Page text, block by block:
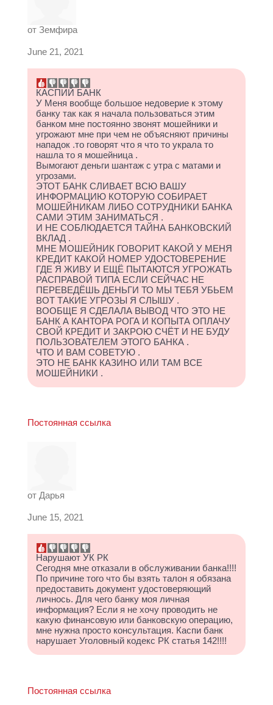
от Земфира
June 21, 2021
КАСПИЙ БАНК
У Меня вообще большое недоверие к этому
банку так как я начала пользоваться этим
банком мне постоянно звонят мошейники и
угрожают мне при чем не объясняют причины
нападок .то говорят что я что то украла то
нашла то я мошейница .
Вымогают деньги шантаж с утра с матами и
угрозами.
ЭТОТ БАНК СЛИВАЕТ ВСЮ ВАШУ
ИНФОРМАЦИЮ КОТОРУЮ СОБИРАЕТ
МОШЕЙНИКАМ ЛИБО СОТРУДНИКИ БАНКА
САМИ ЭТИМ ЗАНИМАТЬСЯ .
И НЕ СОБЛЮДАЕТСЯ ТАЙНА БАНКОВСКИЙ
ВКЛАД .
МНЕ МОШЕЙНИК ГОВОРИТ КАКОЙ У МЕНЯ
КРЕДИТ КАКОЙ НОМЕР УДОСТОВЕРЕНИЕ
ГДЕ Я ЖИВУ И ЕЩЁ ПЫТАЮТСЯ УГРОЖАТЬ
РАСПРАВОЙ ТИПА ЕСЛИ СЕЙЧАС НЕ
ПЕРЕВЕДЁШЬ ДЕНЬГИ ТО МЫ ТЕБЯ УБЬЕМ
ВОТ ТАКИЕ УГРОЗЫ Я СЛЫШУ .
ВООБЩЕ Я СДЕЛАЛА ВЫВОД ЧТО ЭТО НЕ
БАНК А КАНТОРА РОГА И КОПЫТА ОПЛАЧУ
СВОЙ КРЕДИТ И ЗАКРОЮ СЧЁТ И НЕ БУДУ
ПОЛЬЗОВАТЕЛЕМ ЭТОГО БАНКА .
ЧТО И ВАМ СОВЕТУЮ .
ЭТО НЕ БАНК КАЗИНО ИЛИ ТАМ ВСЕ
МОШЕЙНИКИ .
Постоянная ссылка
от Дарья
June 15, 2021
Нарушают УК РК
Сегодня мне отказали в обслуживании банка!!!!
По причине того что бы взять талон я обязана
предоставить документ удостоверяющий
личнось. Для чего банку моя личная
информация? Если я не хочу проводить не
какую финансовую или банковскую операцию,
мне нужна просто консультация. Каспи банк
нарушает Уголовный кодекс РК статья 142!!!!
Постоянная ссылка